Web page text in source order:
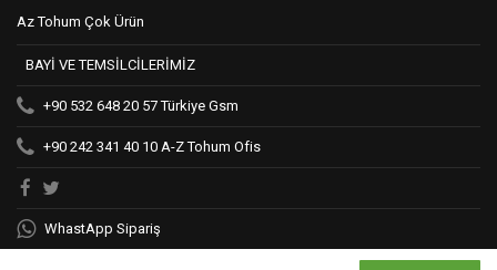
Az Tohum Çok Ürün
BAYİ VE TEMSİLCİLERİMİZ
+90 532 648 20 57 Türkiye Gsm
+90 242 341 40 10 A-Z Tohum Ofis
WhastApp Sipariş